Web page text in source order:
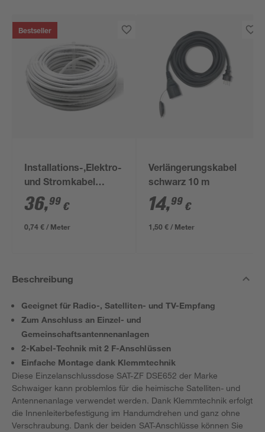
Bestseller
Installations-,Elektro-
und Stromkabel
NYM-J 3x1,5mm² 50
m
36,99 €
0,74 € / Meter
Verlängerungskabel
schwarz 10 m
14,99 €
1,50 € / Meter
Beschreibung
Geeignet für Radio-, Satelliten- und TV-Empfang
Zum Anschluss an Einzel- und
Gemeinschaftsantennenanlagen
2-Kabel-Technik mit 2 F-Anschlüssen
Einfache Montage dank Klemmtechnik
Diese Einzelanschlussdose SAT-ZF DSE652 der Marke
Schwaiger kann problemlos für die heimische Satelliten- und
Antennenanlage verwendet werden. Dank Klemmtechnik erfolgt
die Innenleiterbefestigung im Handumdrehen und ganz ohne
Verschraubung. Dank der beiden SAT-Anschlüsse können Sie